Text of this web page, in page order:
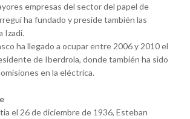
empresas del sector del papel de
ha fundado y preside también las
Izadi.
ha llegado a ocupar entre 2006 y 2010 el
de Iberdrola, donde también ha sido
en la eléctrica.
el 26 de diciembre de 1936, Esteban